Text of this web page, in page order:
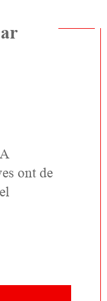
est
ont de